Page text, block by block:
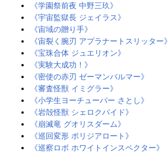
《学園祭前夜 中野三玖》
《宇宙監獄長 ジェイラス》‎
《宙域の贈り手》
《宙裂く腕刃 アプラナートスリッター》
《宝珠合体 ジュエリオン》
《実験大成功！》‎
《密使の赤刃 ゼーマンバルマー》
《審査怪獣 イミグラー》
《小学生ヨーチューバー さとし》
《岩殻怪獣 シェロクパイド》‎
《崩滅竜 グオリスダーム》
《巡回変形 ポリジアロート》‎
《巡察ロボ ホワイトインスペクター》